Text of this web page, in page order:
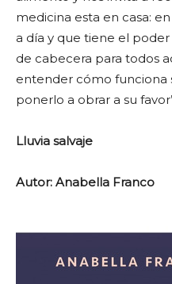
medicina esta en casa:
a día y que tiene el poder
de cabecera para todos
entender cómo funciona
ponerlo a obrar a su
Lluvia salvaje
Autor: Anabella Franco